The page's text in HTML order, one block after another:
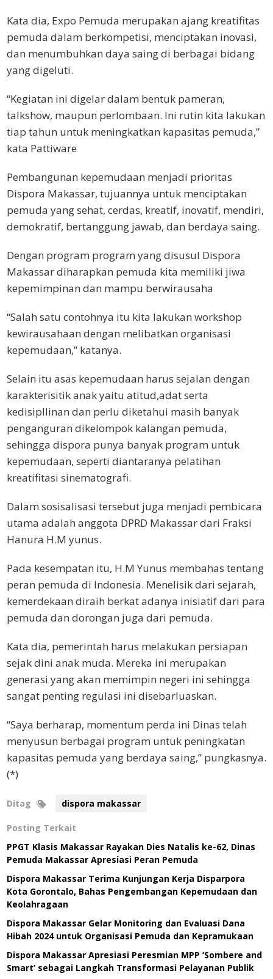
Kata dia, Expo Pemuda merupakan ajang kreatifitas
pemuda dalam berkompetisi, menciptakan inovasi,
dan menumbuhkan daya saing di berbagai bidang
yang digeluti.
“Kegiatan ini digelar dalam bentuk pameran,
talkshow, maupun perlombaan. Ini rutin kita lakukan
tiap tahun untuk meningkatkan kapasitas pemuda,”
kata Pattiware
Pembangunan kepemudaan menjadi prioritas
Dispora Makassar, tujuannya untuk menciptakan
pemuda yang sehat, cerdas, kreatif, inovatif, mendiri,
demokratif, bertanggung jawab, dan berdaya saing.
Dengan program program yang disusul Dispora
Makassar diharapkan pemuda kita memiliki jiwa
kepemimpinan dan mampu berwirausaha
“Salah satu contohnya itu kita lakukan workshop
kewirausahaan dengan melibatkan organisasi
kepemudaan,” katanya.
Selain itu asas kepemudaan harus sejalan dengan
karakterisitik anak yaitu atitud,adat serta
kedisipllinan dan perlu diketahui masih banyak
penganguran dikelompok kalangan pemuda,
sehingga dispora punya banyak program untuk
kepemudaan, seperti diantaranya pelatihan
kreatifitasi sinematografi.
Dalam sosisalisasi tersebut juga menjadi pembicara
utama adalah anggota DPRD Makassar dari Fraksi
Hanura H.M yunus.
Pada kesempatan itu, H.M Yunus membahas tentang
peran pemuda di Indonesia. Menelisik dari sejarah,
kemerdekaan diraih berkat adanya inisiatif dari para
pemuda dan dorongan juga dari pemuda.
Kata dia, pemerintah harus melakukan persiapan
sejak dini anak muda. Mereka ini merupakan
generasi yang akan memimpin negeri ini sehingga
sangat penting regulasi ini disebarluaskan.
“Saya berharap, momentum perda ini Dinas telah
menyusun berbagai program untuk peningkatan
kapasitas pemuda yang berdaya saing,” pungkasnya.
(*)
Ditag dispora makassar
Posting Terkait
PPGT Klasis Makassar Rayakan Dies Natalis ke-62, Dinas
Pemuda Makassar Apresiasi Peran Pemuda
Dispora Makassar Terima Kunjungan Kerja Disparpora
Kota Gorontalo, Bahas Pengembangan Kepemudaan dan
Keolahragaan
Dispora Makassar Gelar Monitoring dan Evaluasi Dana
Hibah 2024 untuk Organisasi Pemuda dan Kepramukaan
Dispora Makassar Apresiasi Peresmian MPP ‘Sombere and
Smart’ sebagai Langkah Transformasi Pelayanan Publik